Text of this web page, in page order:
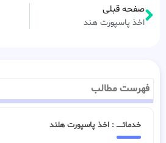
صفحه قبلی
اخذ پاسپورت هند
فهرست مطالب
خدماتـــــ : اخذ پاسپورت هلند